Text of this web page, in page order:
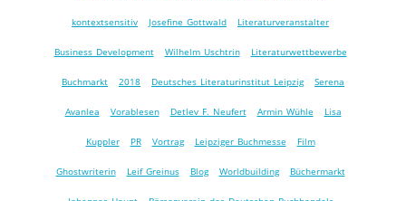
kontextsensitiv Josefine Gottwald Literaturveranstalter
Business Development Wilhelm Uschtrin Literaturwettbewerbe
Buchmarkt 2018 Deutsches Literaturinstitut Leipzig Serena
Avanlea Vorablesen Detlev F. Neufert Armin Wühle Lisa
Kuppler PR Vortrag Leipziger Buchmesse Film
Ghostwriterin Leif Greinus Blog Worldbuilding Büchermarkt